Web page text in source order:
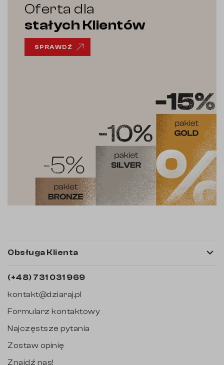
Oferta dla
stałych Klientów
SPRAWDŹ
Obsługa Klienta 
(+48) 731 031 969
kontakt@dziaraj.pl
Formularz kontaktowy
Najczęstsze pytania
Zostaw opinię
Znajdź nas!